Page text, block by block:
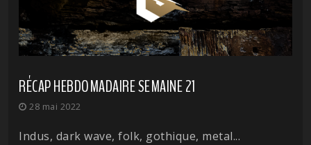
RÉCAP HEBDOMADAIRE SEMAINE 21
28 mai 2022
Indus, dark wave, folk, gothique, metal...